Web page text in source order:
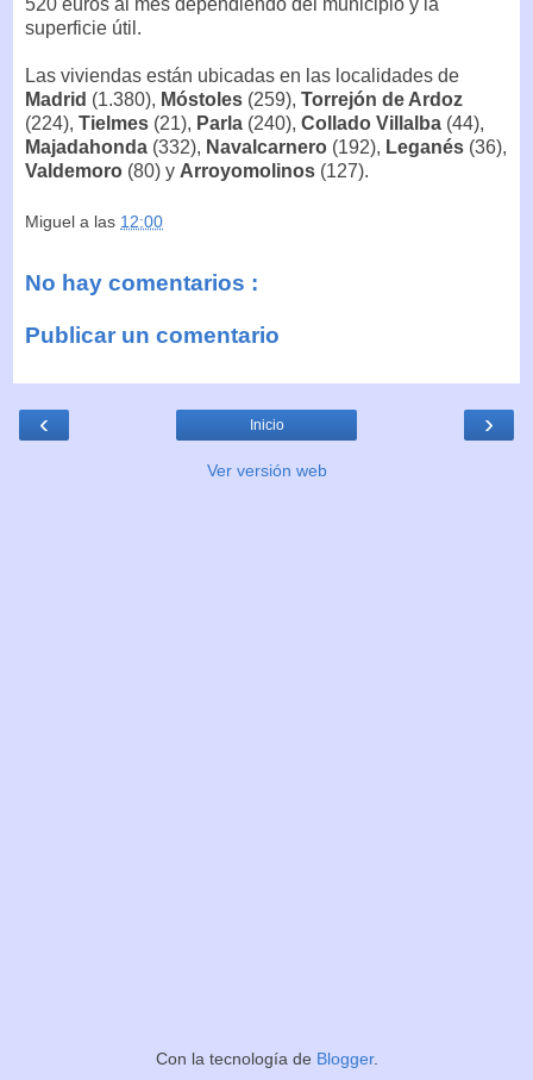
superficie útil.
Las viviendas están ubicadas en las localidades de
Madrid (1.380), Móstoles (259), Torrejón de Ardoz
(224), Tielmes (21), Parla (240), Collado Villalba (44),
Majadahonda (332), Navalcarnero (192), Leganés (36),
Valdemoro (80) y Arroyomolinos (127).
Miguel a las 12:00
No hay comentarios :
Publicar un comentario
‹ ›
Inicio
Ver versión web
Con la tecnología de Blogger.